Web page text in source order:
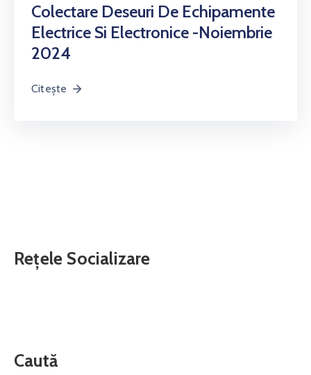
Colectare Deseuri De Echipamente
Electrice Si Electronice -Noiembrie
2024
Citește
Rețele Socializare
Caută